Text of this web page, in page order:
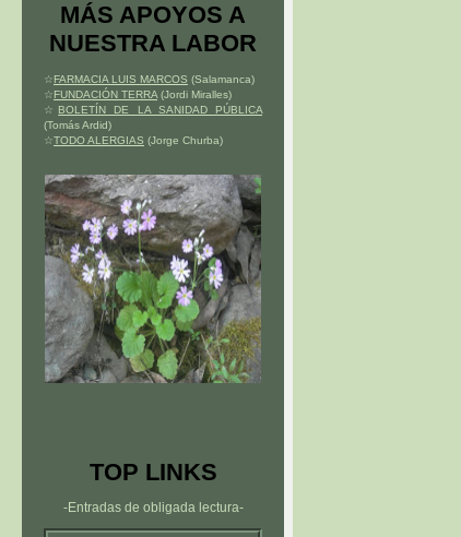
MÁS APOYOS A
NUESTRA LABOR
☆FARMACIA LUIS MARCOS (Salamanca)
☆FUNDACIÓN TERRA (Jordi Miralles)
☆ BOLETÍN DE LA SANIDAD PÚBLICA
(Tomás Ardid)
☆TODO ALERGIAS (Jorge Churba)
TOP LINKS
-Entradas de obligada lectura-